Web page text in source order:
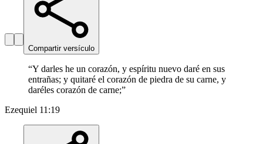
Compartir versículo
“Y darles he un corazón, y espíritu nuevo daré en sus
entrañas; y quitaré el corazón de piedra de su carne, y
daréles corazón de carne;”
Ezequiel 11:19